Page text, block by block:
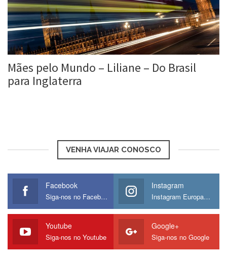
Mães pelo Mundo – Liliane – Do Brasil
para Inglaterra
VENHA VIAJAR CONOSCO
Facebook
Siga-nos no Facebook
Instagram
Instagram Europamos
Youtube
Siga-nos no Youtube
Google+
Siga-nos no Google